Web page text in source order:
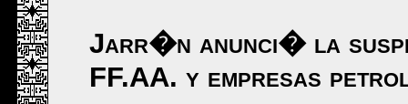
Jarr�n anunci� la
FF.AA. y empresas